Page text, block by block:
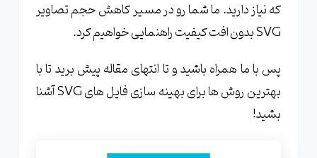
بررسی NanoSVGO در مقابل SVGOMG
مزایا و معایب هر ابزار بهینه سازی SVG
مزایای استفاده از ابزار آنلاین SVGOMG
رایگان بودن و دسترسی آسان آنلاین
سرعت بالا در پردازش فایل ها: چرا مهم است؟
که نیاز دارید. ما شما رو در مسیر کاهش حجم تصاویر
SVG بدون افت کیفیت راهنمایی خواهیم کرد.
پس با ما همراه باشید و تا انتهای مقاله پیش برید تا با
بهترین روش ها برای بهینه سازی فایل های SVG آشنا
بشید!